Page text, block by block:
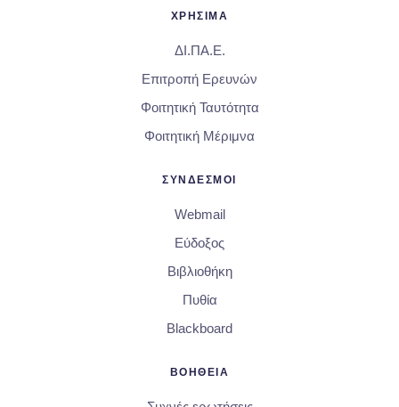
ΧΡΗΣΙΜΑ
ΔΙ.ΠΑ.Ε.
Επιτροπή Ερευνών
Φοιτητική Ταυτότητα
Φοιτητική Μέριμνα
ΣΥΝΔΕΣΜΟΙ
Webmail
Εύδοξος
Βιβλιοθήκη
Πυθία
Blackboard
ΒΟΗΘΕΙΑ